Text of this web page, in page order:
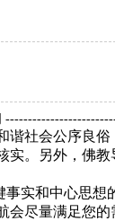
谐社会公序良
。另外，佛
实和中心思
尽量满足您的